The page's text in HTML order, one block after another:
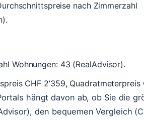
nach Zimmerzahl
Wohnungen: 43 (RealAdvisor).
CHF 2’359, Quadratmeterpreis
hängt davon ab, ob Sie die
den bequemen Vergleich